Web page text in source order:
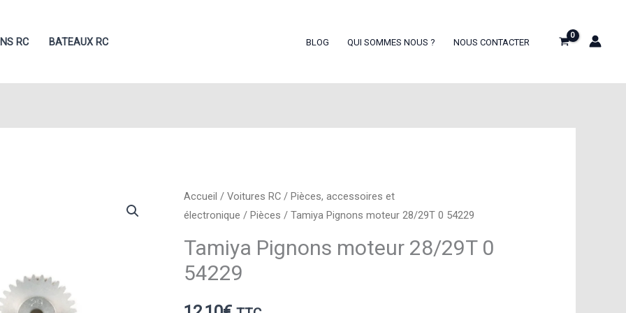
RC BATEAUX RC BLOG QUI SOMMES NOUS ? NOUS CONTACTER
Accueil /Voitures RC /Pièces, accessoires et
électronique /Pièces / Tamiya Pignons moteur 28/29T 0 54229
Tamiya Pignons moteur 28/29T 0
54229